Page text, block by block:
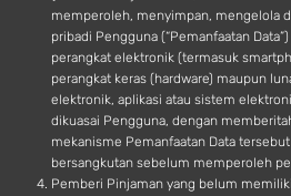
memperoleh, menyimpan, mengelola
pribadi Pengguna (“Pemanfaatan
perangkat elektronik (termasuk
perangkat keras (hardware) maupun
elektronik, aplikasi atau sistem
dikuasai Pengguna, dengan
mekanisme Pemanfaatan Data
bersangkutan sebelum memperoleh
Pemberi Pinjaman yang belum